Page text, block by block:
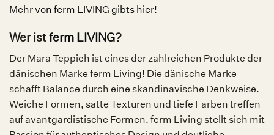
Mehr von ferm LIVING gibts hier!
Wer istferm LIVING?
Der Mara Teppich ist eines der zahlreichen Produkte der
dänischen Marke ferm Living! Die dänische Marke
schafft Balance durch eine skandinavische Denkweise.
Weiche Formen, satte Texturen und tiefe Farben treffen
auf avantgardistische Formen. ferm Living stellt sich mit